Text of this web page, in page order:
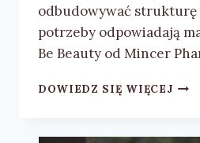
odbudowywać strukturę
potrzeby odpowiadają
Be Beauty od Mincer
DOWIEDZ SIĘ WIĘCEJ
BE